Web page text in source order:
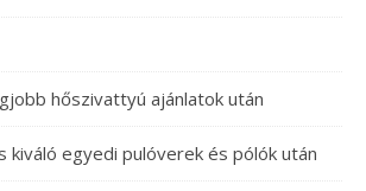
hőszivattyú ajánlatok után
kiváló egyedi pulóverek és pólók után